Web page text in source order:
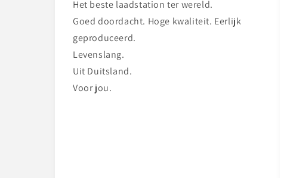
Het beste laadstation ter wereld.
Goed doordacht. Hoge kwaliteit. Eerlijk
geproduceerd.
Levenslang.
Uit Duitsland.
Voor jou.